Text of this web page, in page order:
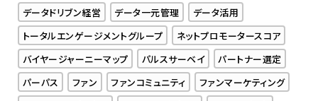
データドリブン経営
データ一元管理
データ活用
トータルエンゲージメントグループ
ネットプロモータースコア
バイヤージャーニーマップ
パルスサーベイ
パートナー選定
パーパス
ファン ファンコミュニティ
ファンマーケティング